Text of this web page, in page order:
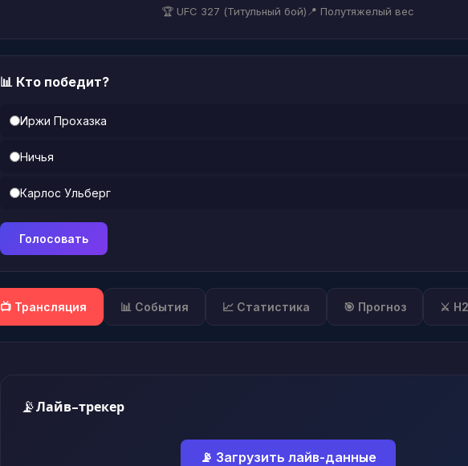
🏆 UFC 327 (Титульный бой) 📍 Полутяжелый вес
📊 Кто победит?
Иржи Прохазка
Ничья
Карлос Ульберг
Голосовать
📺 Трансляция 📊 События 📈 Статистика 🎯 Прогноз ⚔️
📡Лайв-трекер
📡 Загрузить лайв-данные